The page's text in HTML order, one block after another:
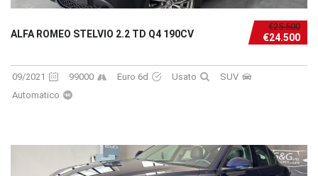
€25.500
€24.500
ALFA ROMEO STELVIO 2.2 TD Q4 190CV
09/2021 99000 Euro 6d Usato
SUV
Automatico